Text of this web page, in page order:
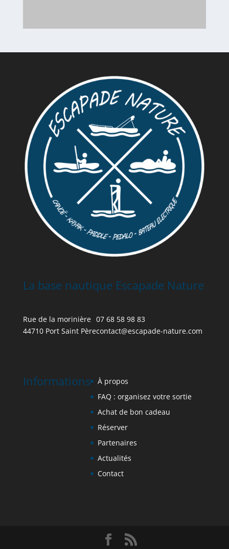
La base nautique Escapade Nature
Rue de la morinière
44710 Port Saint Père
07 68 58 98 83
contact@escapade-nature.com
Informations
À propos
FAQ : organisez votre sortie
Achat de bon cadeau
Réserver
Partenaires
Actualités
Contact